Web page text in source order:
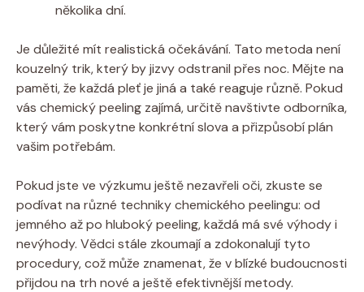
několika dní.
Je důležité mít realistická očekávání. Tato metoda není
kouzelný trik, který by jizvy odstranil přes noc. Mějte na
paměti, že každá pleť je jiná a také reaguje různě. Pokud
vás chemický peeling zajímá, určitě navštivte odborníka,
který vám poskytne konkrétní slova a přizpůsobí plán
vašim potřebám.
Pokud jste ve výzkumu ještě nezavřeli oči, zkuste se
podívat na různé techniky chemického peelingu: od
jemného až po hluboký peeling, každá má své výhody i
nevýhody. Vědci stále zkoumají a zdokonalují tyto
procedury, což může znamenat, že v blízké budoucnosti
přijdou na trh nové a ještě efektivnější metody.